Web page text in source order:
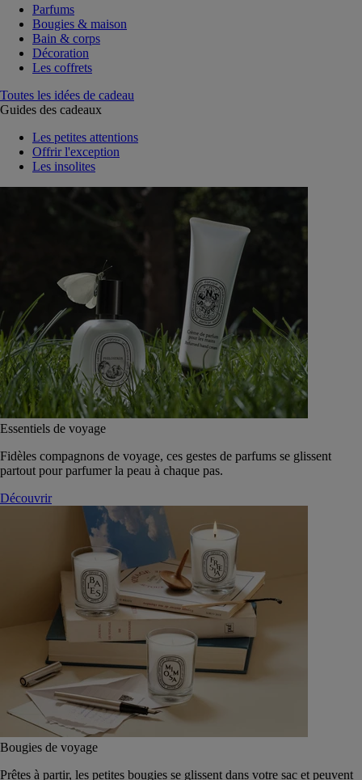
Parfums
Bougies & maison
Bain & corps
Décoration
Les coffrets
Toutes les idées de cadeau
Guides des cadeaux
Les petites attentions
Offrir l'exception
Les insolites
Essentiels de voyage
Fidèles compagnons de voyage, ces gestes de parfums se glissent
partout pour parfumer la peau à chaque pas.
Découvrir
Bougies de voyage
Prêtes à partir, les petites bougies se glissent dans votre sac et peuvent